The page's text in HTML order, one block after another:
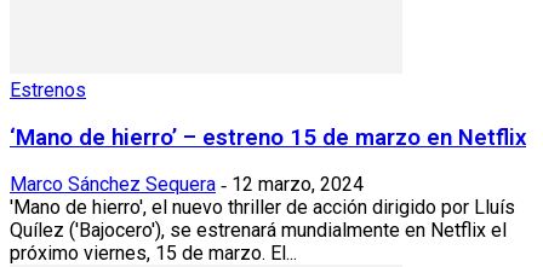
Estrenos
‘Mano de hierro’ – estreno 15 de marzo en Netflix
Marco Sánchez Sequera - 12 marzo, 2024
'Mano de hierro', el nuevo thriller de acción dirigido por Lluís
Quílez ('Bajocero'), se estrenará mundialmente en Netflix el
próximo viernes, 15 de marzo. El...